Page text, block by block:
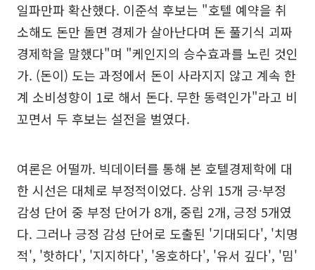
일파만파 확산했다. 이준석 후보는 "호텔 예약을 취
소해도 돈만 돌면 경제가 살아난다며 돈 풀기식 괴짜
경제학을 말했다"며 "케인지의 승수효과를 노린 것인
가. (돈이) 도는 과정에서 돈이 사라지지 않고 계속 한
계 소비성향이 1로 해서 돈다. 무한 동력인가"라고 비
꼬면서 두 후보는 설전을 벌였다.
여론은 어떨까. 빅데이터를 통해 본 호텔경제학에 대
한 시선은 대체로 부정적이었다. 상위 15개 긍·부정
감성 단어 중 부정 단어가 8개, 중립 2개, 긍정 5개였
다. 그러나 긍정 감성 단어로 도출된 '기대되다', '치명
적', '핫하다', '지지하다', '옹호하다', '유서 깊다', '밈'